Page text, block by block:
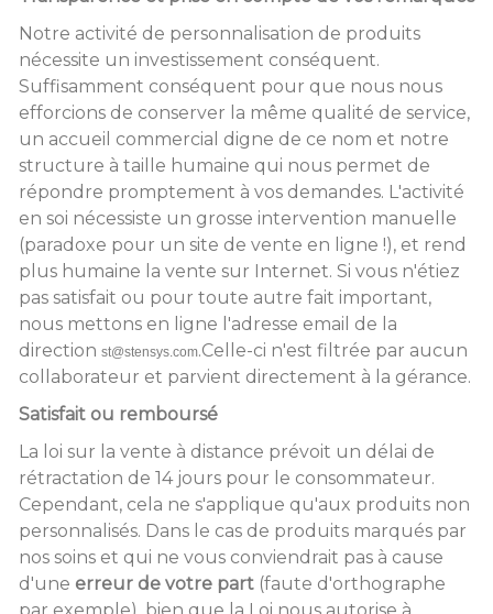
Notre activité de personnalisation de produits
nécessite un investissement conséquent.
Suffisamment conséquent pour que nous nous
efforcions de conserver la même qualité de service,
un accueil commercial digne de ce nom et notre
structure à taille humaine qui nous permet de
répondre promptement à vos demandes. L'activité
en soi nécessiste un grosse intervention manuelle
(paradoxe pour un site de vente en ligne !), et rend
plus humaine la vente sur Internet. Si vous n'étiez
pas satisfait ou pour toute autre fait important,
nous mettons en ligne l'adresse email de la
direction st@stensys.com.Celle-ci n'est filtrée par aucun
collaborateur et parvient directement à la gérance.
Satisfait ou remboursé
La loi sur la vente à distance prévoit un délai de
rétractation de 14 jours pour le consommateur.
Cependant, cela ne s'applique qu'aux produits non
personnalisés. Dans le cas de produits marqués par
nos soins et qui ne vous conviendrait pas à cause
d'une erreur de votre part (faute d'orthographe